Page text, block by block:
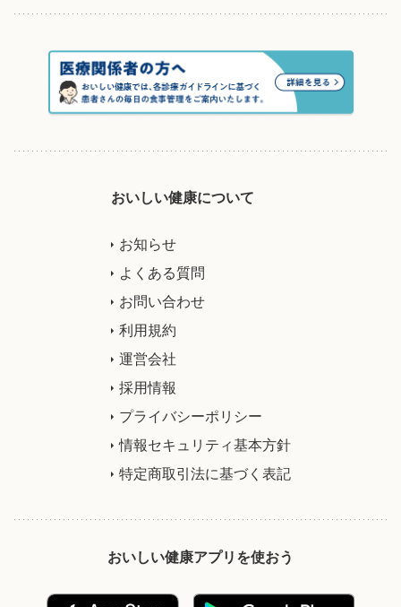
おいしい健康について
お知らせ
よくある質問
お問い合わせ
利用規約
運営会社
採用情報
プライバシーポリシー
情報セキュリティ基本方針
特定商取引法に基づく表記
おいしい健康アプリを使おう